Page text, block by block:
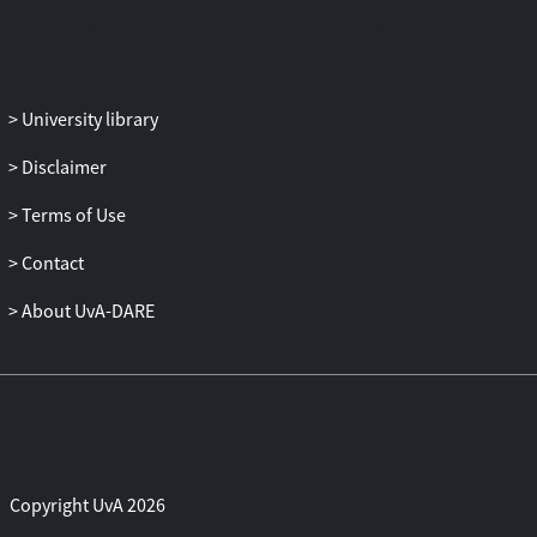
University library
Disclaimer
Terms of Use
Contact
About UvA-DARE
Copyright UvA 2026